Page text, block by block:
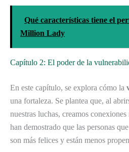
Qué características tiene el
Million Lady
Capítulo 2: El poder de la
En este capítulo, se explora cómo la
una fortaleza. Se plantea que, al
nuestras luchas, creamos
han demostrado que las personas
son más felices y están menos